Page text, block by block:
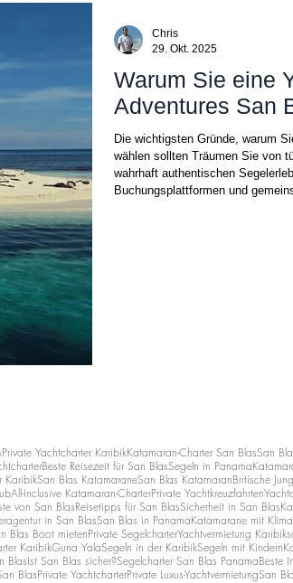
Warum Sie eine
Adventures San
Die wichtigsten Gründe, warum
wählen sollten Träumen Sie von
wahrhaft authentischen
Buchungsplattformen und
Chris
29. Okt. 2025
Private Yachtcharter KaribikKatamaran-Charter San BlasSan
Beste Reisezeit für San BlasSegeln in Panama
KaribikSan Blas KatamaraneSan Blas KatamaranBritische
All-Inclusive Katamaran-CharterPrivate Yachtkreuzfahrten
von San BlasReisetipps für San BlasSicherheit in San Blas
in San BlasSan Blas in PanamaKatamarane mit
Blas Boot mietenPrivate SegelcharterYachtvermietung Karibik
KaribikGuna YalaSegeln in der KaribikSegeln mit Kindern
BlasIst San Blas sicher?Segelcharter San Blas PanamaBeste
BlasPrivate YachtcharterPrivate Luxus-YachtvermietungSan